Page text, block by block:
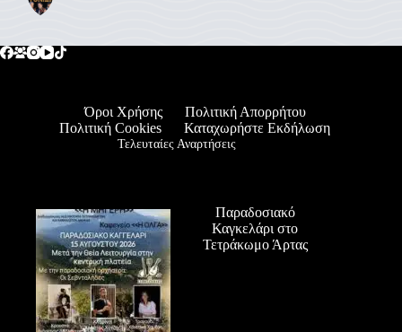
Όροι Χρήσης
Πολιτική Απορρήτου
Πολιτική Cookies
Καταχωρήστε Εκδήλωση
Τελευταίες Αναρτήσεις
Παραδοσιακό
Καγκελάρι στο
Τετράκωμο Άρτας